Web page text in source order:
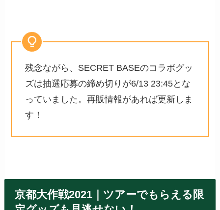
残念ながら、SECRET BASEのコラボグッ
ズは抽選応募の締め切りが6/13 23:45とな
っていました。再販情報があれば更新しま
す！
京都大作戦2021｜ツアーでもらえる限